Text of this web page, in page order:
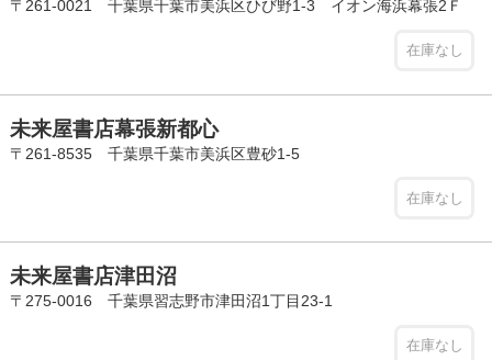
〒261-0021 千葉県千葉市美浜区ひび野1-3 イオン海浜幕張2Ｆ
在庫なし
未来屋書店幕張新都心
〒261-8535 千葉県千葉市美浜区豊砂1-5
在庫なし
未来屋書店津田沼
〒275-0016 千葉県習志野市津田沼1丁目23-1
在庫なし